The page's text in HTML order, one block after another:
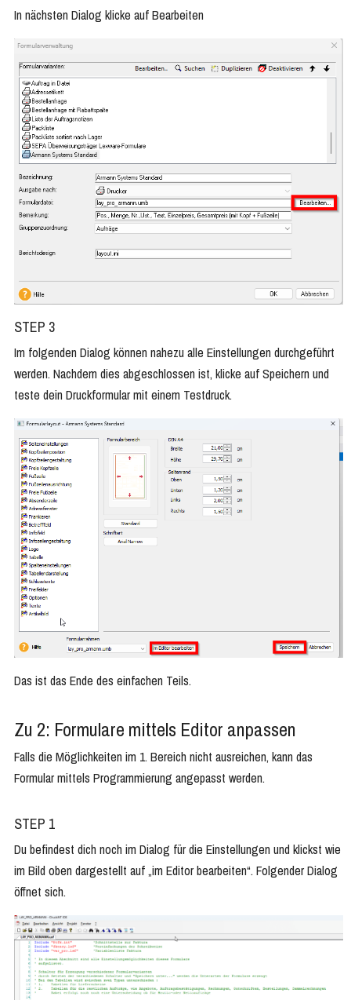
In nächsten Dialog klicke auf Bearbeiten
STEP 3
Im folgenden Dialog können nahezu alle Einstellungen durchgeführt
werden. Nachdem dies abgeschlossen ist, klicke auf Speichern und
teste dein Druckformular mit einem Testdruck.
Das ist das Ende des einfachen Teils.
Zu 2: Formulare mittels Editor anpassen
Falls die Möglichkeiten im 1. Bereich nicht ausreichen, kann das
Formular mittels Programmierung angepasst werden.
STEP 1
Du befindest dich noch im Dialog für die Einstellungen und klickst wie
im Bild oben dargestellt auf „im Editor bearbeiten“. Folgender Dialog
öffnet sich.